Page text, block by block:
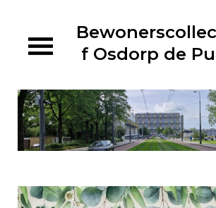
f Osdorp de